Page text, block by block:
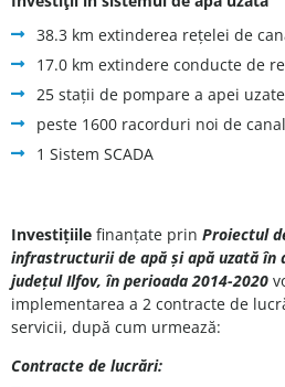
38.3 km extinderea rețelei de
17.0 km extindere conducte de
25 stații de pompare a apei uzate
peste 1600 racorduri noi de
1 Sistem SCADA
Investițiile finanțate prin Proiectul
infrastructurii de apă și apă uzată în
județul Ilfov, în perioada 2014-2020
implementarea a 2 contracte de
servicii, după cum urmează:
Contracte de lucrări: